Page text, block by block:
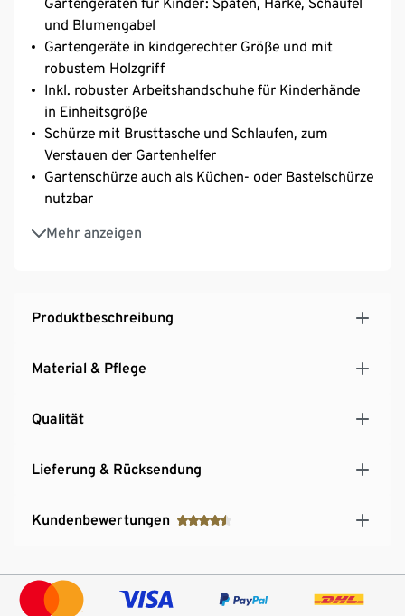
und Blumengabel
Gartengeräte in kindgerechter Größe und mit
robustem Holzgriff
Inkl. robuster Arbeitshandschuhe für Kinderhände
in Einheitsgröße
Schürze mit Brusttasche und Schlaufen, zum
Verstauen der Gartenhelfer
Gartenschürze auch als Küchen- oder Bastelschürze
nutzbar
Mehr anzeigen
Gartengeräte auch als Sandspielzeug geeignet
Produktbeschreibung
Material & Pflege
Qualität
Lieferung & Rücksendung
Kundenbewertungen